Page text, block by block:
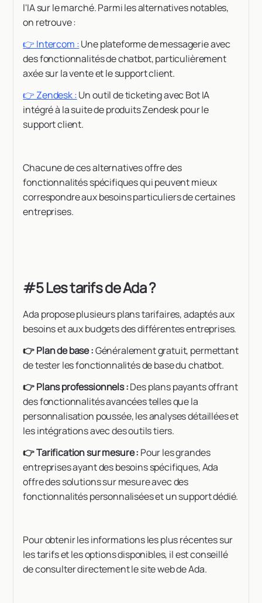
l'IA sur le marché. Parmi les alternatives notables,
on retrouve :
👉 Intercom :Une plateforme de messagerie avec
des fonctionnalités de chatbot, particulièrement
axée sur la vente et le support client.
👉 Zendesk :Un outil de ticketing avec Bot IA
intégré à la suite de produits Zendesk pour le
support client.
Chacune de ces alternatives offre des
fonctionnalités spécifiques qui peuvent mieux
correspondre aux besoins particuliers de certaines
entreprises.
#5 Les tarifs de Ada ?
Ada propose plusieurs plans tarifaires, adaptés aux
besoins et aux budgets des différentes entreprises.
👉 Plan de base :Généralement gratuit, permettant
de tester les fonctionnalités de base du chatbot.
👉 Plans professionnels :Des plans payants offrant
des fonctionnalités avancées telles que la
personnalisation poussée, les analyses détaillées et
les intégrations avec des outils tiers.
👉 Tarification sur mesure : Pour les grandes
entreprises ayant des besoins spécifiques, Ada
offre des solutions sur mesure avec des
fonctionnalités personnalisées et un support dédié.
Pour obtenir les informations les plus récentes sur
les tarifs et les options disponibles, il est conseillé
de consulter directement le site web de Ada.